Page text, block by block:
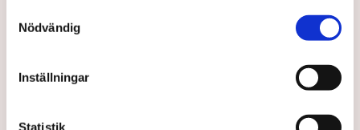
Nödvändig
Inställningar
Statistik
för att dokumentera bevis.
att navigera juridiska rättigheter och gränser.
Polisen, som befinner sig på plats, kritiseras för att inte
Rickard Axdorff på Svensk Torv, anser att polisens